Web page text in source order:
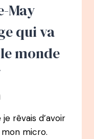
May
qui va
monde
rêvais d’avoir
micro.